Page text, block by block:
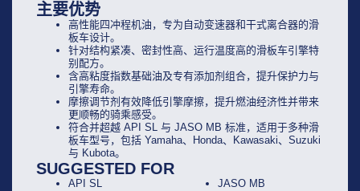
主要优势
高性能四冲程机油，专为自动变速器和干式离合器的滑
板车设计。
针对结构紧凑、密封性高、运行温度高的滑板车引擎特
别配方。
含高粘度指数基础油及专有添加剂组合，提升保护力与
引擎寿命。
摩擦调节剂有效降低引擎摩擦，提升燃油经济性并带来
更顺畅的骑乘感受。
符合并超越 API SL 与 JASO MB 标准，适用于多种滑
板车型号，包括 Yamaha、Honda、Kawasaki、Suzuki
与 Kubota。
SUGGESTED FOR
API SL JASO MB